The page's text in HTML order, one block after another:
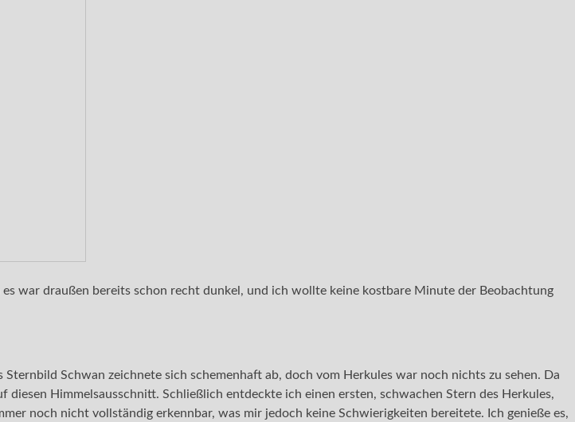
war draußen bereits schon recht dunkel, und ich wollte keine kostbare Minute der Beobachtung
Schwan zeichnete sich schemenhaft ab, doch vom Herkules war noch nichts zu sehen. Da
Himmelsausschnitt. Schließlich entdeckte ich einen ersten, schwachen Stern des Herkules,
noch nicht vollständig erkennbar, was mir jedoch keine Schwierigkeiten bereitete. Ich genieße es,